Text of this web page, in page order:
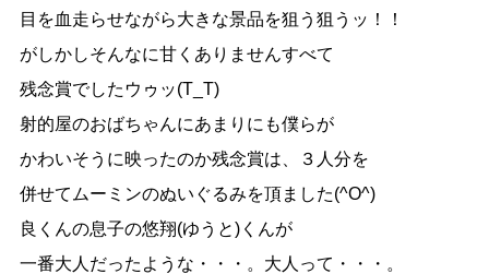
目を血走らせながら大きな景品を狙う狙うッ！！
がしかしそんなに甘くありませんすべて
残念賞でしたウゥッ(T_T)ゝ
射的屋のおばちゃんにあまりにも僕らが
かわいそうに映ったのか残念賞は、３人分を
併せてムーミンのぬいぐるみを頂ました(^O^)
良くんの息子の悠翔(ゆうと)くんが
一番大人だったような・・・。大人って・・・。